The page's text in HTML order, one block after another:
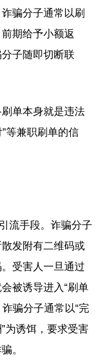
骗分子通常以刷
期给予小额返
子随即切断联
单本身就是违法
等兼职刷单的信
流手段。诈骗分子
发附有二维码或
受害人一旦通过
被诱导进入“刷单
骗分子通常以“完
为诱饵，要求受害
。